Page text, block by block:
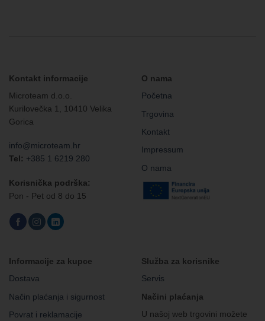
Kontakt informacije
Microteam d.o.o.
Kurilovečka 1, 10410 Velika
Gorica
info@microteam.hr
Tel: +385 1 6219 280
Korisnička podrška:
Pon - Pet od 8 do 15
O nama
Početna
Trgovina
Kontakt
Impressum
O nama
Informacije za kupce
Dostava
Način plaćanja i sigurnost
Povrat i reklamacije
Služba za korisnike
Servis
Načini plaćanja
U našoj web trgovini možete